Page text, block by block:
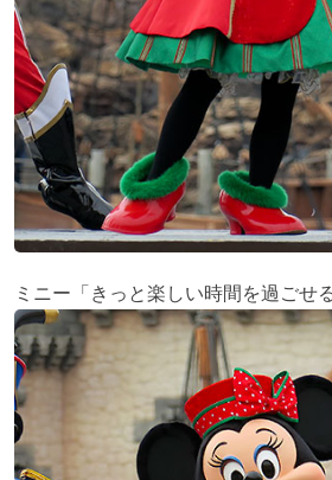
ミニー「きっと楽しい時間を過ごせ